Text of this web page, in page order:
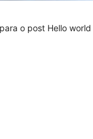
o post Hello